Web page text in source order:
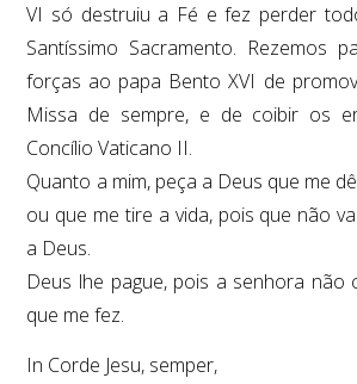
VI só destruiu a Fé e fez perder
Santíssimo Sacramento. Rezemos
forças ao papa Bento XVI de
Missa de sempre, e de coibir os
Concílio Vaticano II.
Quanto a mim, peça a Deus que me
ou que me tire a vida, pois que não
a Deus.
Deus lhe pague, pois a senhora não
que me fez.
In Corde Jesu, semper,